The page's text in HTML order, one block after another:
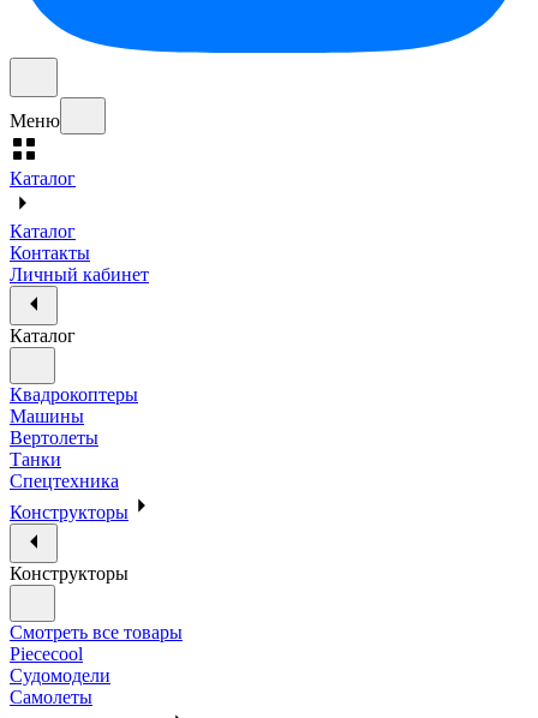
Меню
Каталог
Каталог
Контакты
Личный кабинет
Каталог
Квадрокоптеры
Машины
Вертолеты
Танки
Спецтехника
Конструкторы
Конструкторы
Смотреть все товары
Piececool
Судомодели
Самолеты